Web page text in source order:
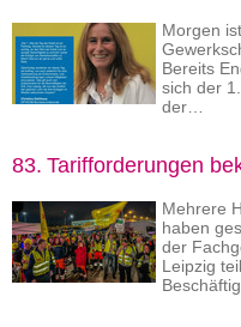
Morgen
Bereits
sich der
der…
83. Tarifforderungen
Mehrere
haben
der
Leipzig